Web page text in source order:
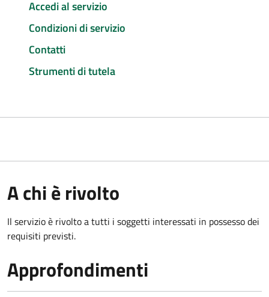
Accedi al servizio
Condizioni di servizio
Contatti
Strumenti di tutela
A chi è rivolto
Il servizio è rivolto a tutti i soggetti interessati in possesso dei
requisiti previsti.
Approfondimenti